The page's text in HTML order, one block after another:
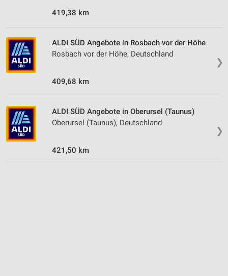
419,38 km
❯
ALDI SÜD Angebote in Rosbach vor der Höhe
Rosbach vor der Höhe, Deutschland
409,68 km
❯
ALDI SÜD Angebote in Oberursel (Taunus)
Oberursel (Taunus), Deutschland
421,50 km